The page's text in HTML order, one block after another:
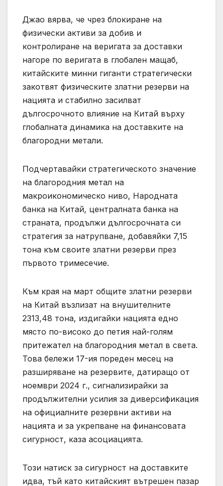
Джао вярва, че чрез блокиране на
физически активи за добив и
контролиране на веригата за доставки
нагоре по веригата в глобален мащаб,
китайските минни гиганти стратегически
закотвят физическите златни резерви на
нацията и стабилно засилват
дългосрочното влияние на Китай върху
глобалната динамика на доставките на
благородни метали.
Подчертавайки стратегическото значение
на благородния метал на
макроикономическо ниво, Народната
банка на Китай, централната банка на
страната, продължи дългосрочната си
стратегия за натрупване, добавяйки 7,15
тона към своите златни резерви през
първото тримесечие.
Към края на март общите златни резерви
на Китай възлизат на внушителните
2313,48 тона, издигайки нацията едно
място по-високо до петия най-голям
притежател на благородния метал в света.
Това бележи 17-ия пореден месец на
разширяване на резервите, датиращо от
ноември 2024 г., сигнализирайки за
продължителни усилия за диверсификация
на официалните резервни активи на
нацията и за укрепване на финансовата
сигурност, каза асоциацията.
Този натиск за сигурност на доставките
идва, тъй като китайският вътрешен пазар